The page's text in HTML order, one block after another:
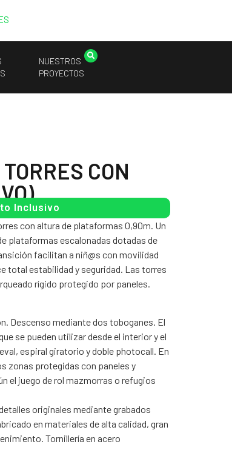
NUESTROS
PROYECTOS
CON
Inclusivo
con altura de plataformas 0,90m. Un
plataformas escalonadas dotadas de
facilitan a niñ@s con movilidad
total estabilidad y seguridad. Las torres
rígido protegido por paneles.
Descenso mediante dos toboganes. El
se pueden utilizar desde el interior y el
espiral giratorio y doble photocall. En
zonas protegidas con paneles y
el juego de rol mazmorras o refugios
originales mediante grabados
en materiales de alta calidad, gran
Tornillería en acero